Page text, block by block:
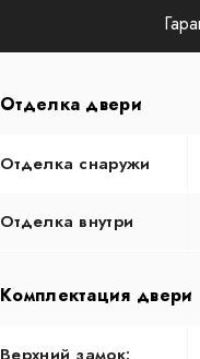
Отделка двери
Отделка снаружи
Отделка внутри
Комплектация двери